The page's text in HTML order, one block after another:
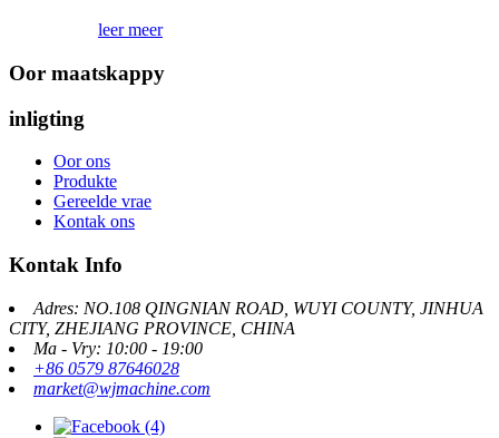
leer meer
Oor maatskappy
inligting
Oor ons
Produkte
Gereelde vrae
Kontak ons
Kontak Info
Adres: NO.108 QINGNIAN ROAD, WUYI COUNTY, JINHUA
CITY, ZHEJIANG PROVINCE, CHINA
Ma - Vry: ​​10:00 - 19:00
+86 0579 87646028
market@wjmachine.com